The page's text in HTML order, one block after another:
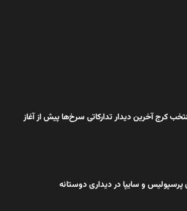
کرج آخرین دیدار تدارکاتی سرخ‌ها پیش از آغاز
پرسپولیس و سایپا در دیداری دوستانه